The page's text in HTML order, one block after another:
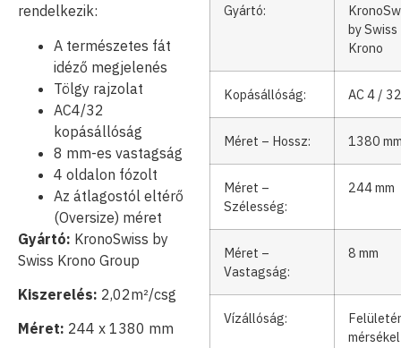
rendelkezik:
A természetes fát
idéző megjelenés
Tölgy rajzolat
AC4/32
kopásállóság
8 mm-es vastagság
4 oldalon fózolt
Az átlagostól eltérő
(Oversize) méret
Gyártó: KronoSwiss by
Swiss Krono Group
Kiszerelés: 2,02m²/csg
Méret: 244 x 1380 mm
Gyártó:
by Swiss
Krono
Kopásállóság: AC 4 / 32
Méret – Hossz: 1380
Méret –
Szélesség:
244 mm
Méret –
Vastagság:
8 mm
Vízállóság: